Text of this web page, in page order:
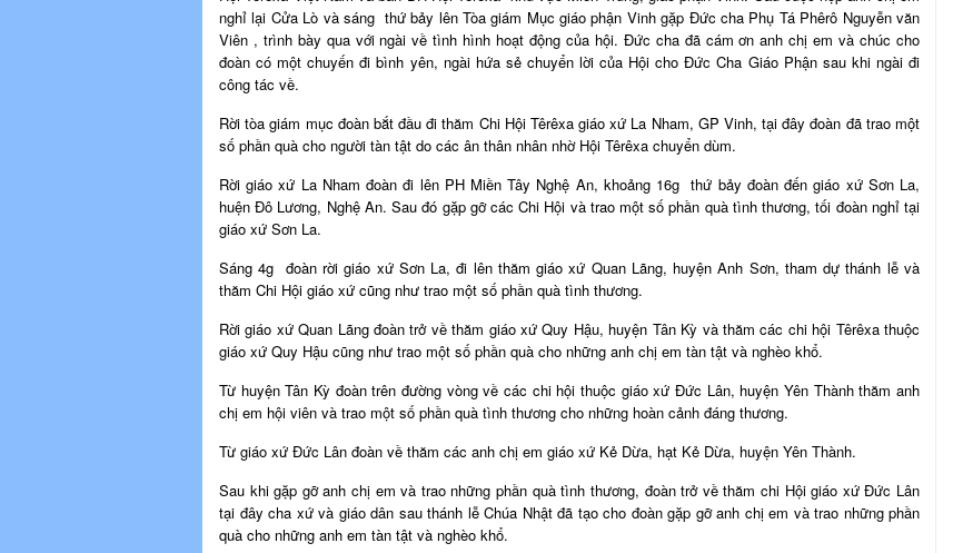
nghỉ lại Cửa Lò và sáng thứ bảy lên Tòa giám Mục giáo phận Vinh gặp Đức cha Phụ Tá Phêrô Nguyễn văn
Viên , trình bày qua với ngài về tình hình hoạt động của hội. Đức cha đã cám ơn anh chị em và chúc cho
đoàn có một chuyến đi bình yên, ngài hứa sẻ chuyển lời của Hội cho Đức Cha Giáo Phận sau khi ngài đi
công tác về.
Rời tòa giám mục đoàn bắt đầu đi thăm Chi Hội Têrêxa giáo xứ La Nham, GP Vinh, tại đây đoàn đã trao một
số phần quà cho người tàn tật do các ân thân nhân nhờ Hội Têrêxa chuyển dùm.
Rời giáo xứ La Nham đoàn đi lên PH Miền Tây Nghệ An, khoảng 16g thứ bảy đoàn đến giáo xứ Sơn La,
huện Đô Lương, Nghệ An. Sau đó gặp gỡ các Chi Hội và trao một số phần quà tình thương, tối đoàn nghỉ tại
giáo xứ Sơn La.
Sáng 4g đoàn rời giáo xứ Sơn La, đi lên thăm giáo xứ Quan Lãng, huyện Anh Sơn, tham dự thánh lễ và
thăm Chi Hội giáo xứ cũng như trao một số phần quà tình thương.
Rời giáo xứ Quan Lãng đoàn trở về thăm giáo xứ Quy Hậu, huyện Tân Kỳ và thăm các chi hội Têrêxa thuộc
giáo xứ Quy Hậu cũng như trao một số phần quà cho những anh chị em tàn tật và nghèo khổ.
Từ huyện Tân Kỳ đoàn trên đường vòng về các chi hội thuộc giáo xứ Đức Lân, huyện Yên Thành thăm anh
chị em hội viên và trao một số phần quà tình thương cho những hoàn cảnh đáng thương.
Từ giáo xứ Đức Lân đoàn về thăm các anh chị em giáo xứ Kẻ Dừa, hạt Kẻ Dừa, huyện Yên Thành.
Sau khi gặp gỡ anh chị em và trao những phần quà tình thương, đoàn trở về thăm chi Hội giáo xứ Đức Lân
tại đây cha xứ và giáo dân sau thánh lễ Chúa Nhật đã tạo cho đoàn gặp gỡ anh chị em và trao những phần
quà cho những anh em tàn tật và nghèo khổ.